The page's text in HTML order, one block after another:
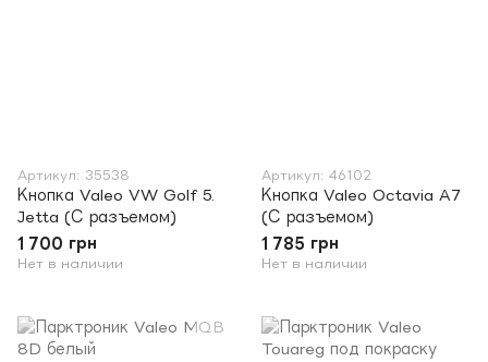
Артикул: 35538
Кнопка Valeo VW Golf 5.
Jetta (С разъемом)
1 700 грн
Нет в наличии
Артикул: 46102
Кнопка Valeo Octavia A7
(С разъемом)
1 785 грн
Нет в наличии